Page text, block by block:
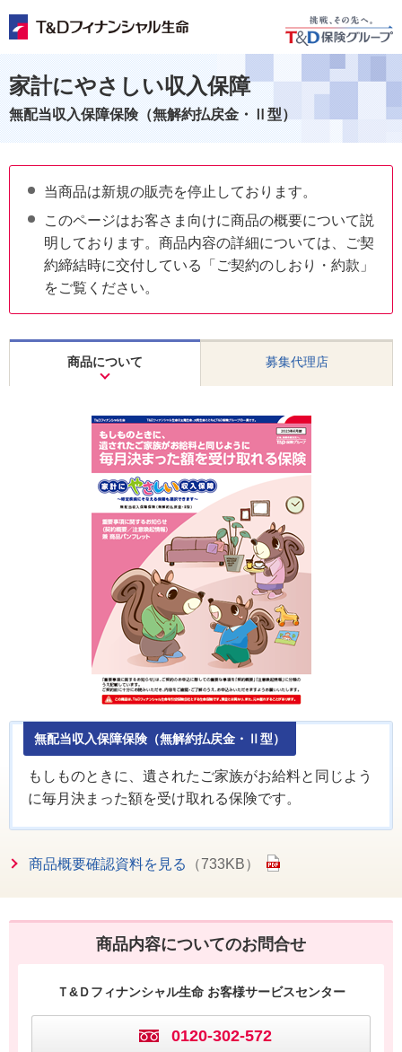
家計にやさしい収入保障
無配当収入保障保険（無解約払戻金・Ⅱ型）
当商品は新規の販売を停止しております。
このページはお客さま向けに商品の概要について説
明しております。商品内容の詳細については、ご契
約締結時に交付している「ご契約のしおり・約款」
をご覧ください。
商品について 募集代理店
無配当収入保障保険（無解約払戻金・Ⅱ型）
もしものときに、遺されたご家族がお給料と同じよう
に毎月決まった額を受け取れる保険です。
商品概要確認資料を見る （733KB）
商品内容についてのお問合せ
Ｔ&Ｄフィナンシャル生命 お客様サービスセンター
0120-302-572